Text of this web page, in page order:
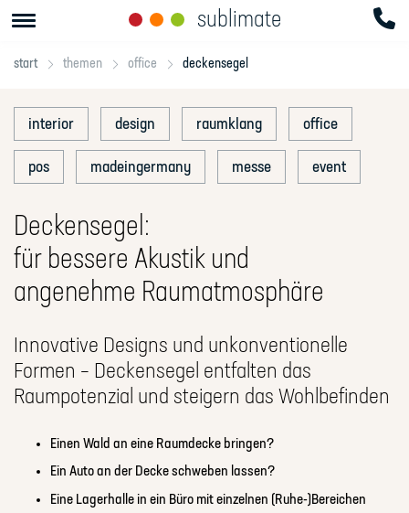
start themen office deckensegel
interior design raumklang office
pos madeingermany messe event
Deckensegel:
für bessere Akustik und
angenehme Raumatmosphäre
Innovative Designs und unkonventionelle
Formen – Deckensegel entfalten das
Raumpotenzial und steigern das Wohlbefinden
Einen Wald an eine Raumdecke bringen?
Ein Auto an der Decke schweben lassen?
Eine Lagerhalle in ein Büro mit einzelnen (Ruhe-)Bereichen
sublimate